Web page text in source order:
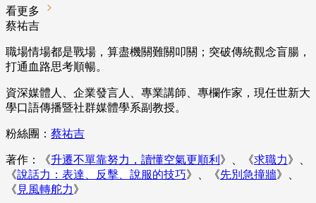
看更多
蔡祐吉
職場情場都是戰場，算盡機關難關叩關；突破傳統觀念盲腸，
打通血路思考順暢。
資深媒體人、企業發言人、專業講師、專欄作家，現任世新大
學口語傳播暨社群媒體學系副教授。
粉絲團： 蔡祐吉
著作：《升遷不單靠努力，讀懂空氣更順利 》、《求職力》、
《說話力：表達、反擊、說服的技巧》、《先別急撞牆》、
《 見風轉舵力》